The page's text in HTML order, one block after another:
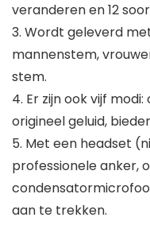
veranderen en 12
3. Wordt geleverd
mannenstem,
stem.
4. Er zijn ook vijf
origineel geluid,
5. Met een headset
professionele anker,
aan te trekken.